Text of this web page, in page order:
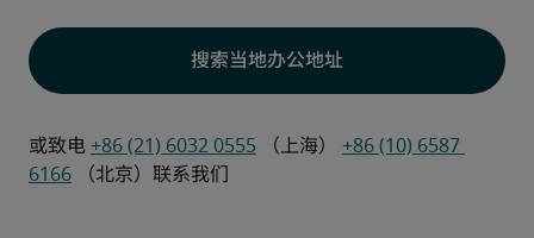
搜索当地办公地址
或致电 +86 (21) 6032 0555 （上海） +86 (10) 6587
6166 （北京）联系我们